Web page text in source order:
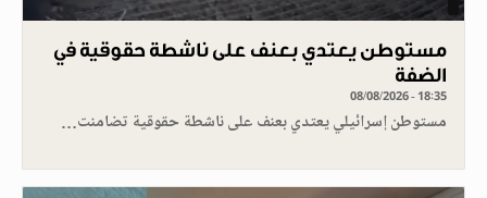
مستوطن يعتدي بعنف على ناشطة حقوقية في
الضفة
08/08/2026 - 18:35
مستوطن إسرائيلي يعتدي بعنف على ناشطة حقوقية تضامنت…